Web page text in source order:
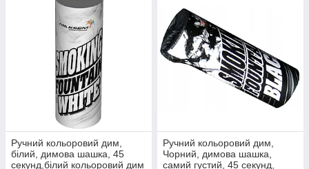
Ручний кольоровий дим,
білий, димова шашка, 45
секунд,білий кольоровий дим
Ручний кольоровий дим,
Чорний, димова шашка,
самий густий, 45 секунд,